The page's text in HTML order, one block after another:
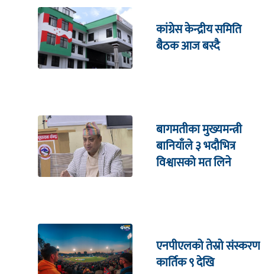
कांग्रेस केन्द्रीय समिति
बैठक आज बस्दै
बागमतीका मुख्यमन्त्री
बानियाँले ३ भदौभित्र
विश्वासको मत लिने
एनपीएलको तेस्रो संस्करण
कार्तिक ९ देखि